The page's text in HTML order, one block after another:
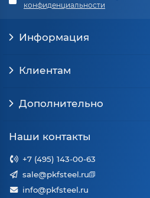
конфиденциальности
Информация
Клиентам
Дополнительно
Наши контакты
+7 (495) 143-00-63
sale@pkfsteel.ru
info@pkfsteel.ru